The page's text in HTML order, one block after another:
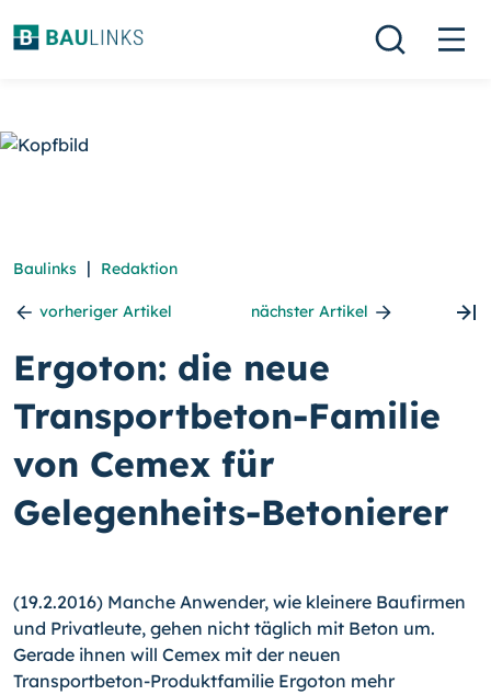
Baulinks | Redaktion
vorheriger Artikel nächster Artikel
Ergoton: die neue
Transportbeton-Familie
von Cemex für
Gelegenheits-Betonierer
(19.2.2016) Manche Anwender, wie kleinere Baufirmen
und Privatleute, gehen nicht täglich mit Beton um.
Gerade ihnen will Cemex mit der neuen
Transportbeton-Produkt­familie Ergoton mehr